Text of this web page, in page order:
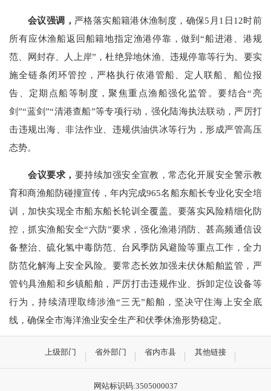
会议强调， 严格落实船籍港休渔制度，确保5月1日12时前
所有应休渔船返回船籍地指定渔港停靠，做到“船进港、港规
范、网封存、人上岸”，杜绝异地休渔、违规停靠等行为。要实
施全链条闭环管控，严格执行依港管船、定人联船、船位报
告、定期点船等制度，聚焦重点渔船强化监管。要结合“亮
剑”“蓝剑”“清港查船”等专项行动，强化陆海执法联动，严厉打
击违规出海、非法作业、违规供油供冰等行为，形成严管高压
态势。
会议要求， 要持续加强安全宣教，常态化开展安全警示教
育和商渔船防碰撞宣传，年内完成965名船东船长专业化安全培
训，加快实现全市船东船长轮训全覆盖。要落实风险精细化防
控，抓实渔船安全“六防”要求，强化渔港消防、甚高频通信设
备整治、硫化氢中毒防范、台风季防风避险等重点工作，全力
防范化解海上安全风险。要常态长效加强未伏休船舶监管，严
管钓具渔船和乡镇船舶，严厉打击违规作业、拆卸定位设备等
行为，持续清理取缔涉渔“三无”船舶，坚决守住海上安全底
线，确保全市海洋渔业安全生产和伏季休渔形势稳定。
上级部门 省外部门 省内市县 其他链接
网站标识码:3505000037